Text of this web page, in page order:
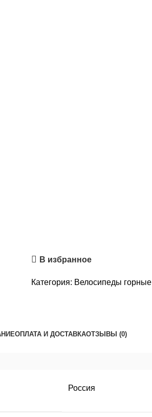
В избранное
Категория: Велосипеды горные
ОПЛАТА И ДОСТАВКАОТЗЫВЫ (0)
Россия